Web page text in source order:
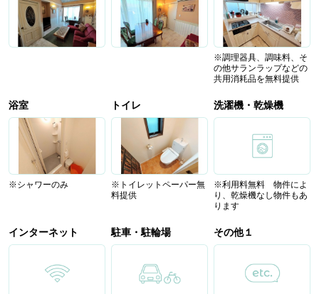
※調理器具、調味料、そ
の他サランラップなどの
共用消耗品を無料提供
浴室
※シャワーのみ
トイレ
※トイレットペーパー無
料提供
洗濯機・乾燥機
※利用料無料 物件によ
り、乾燥機なし物件もあ
ります
インターネット 駐車・駐輪場 その他１